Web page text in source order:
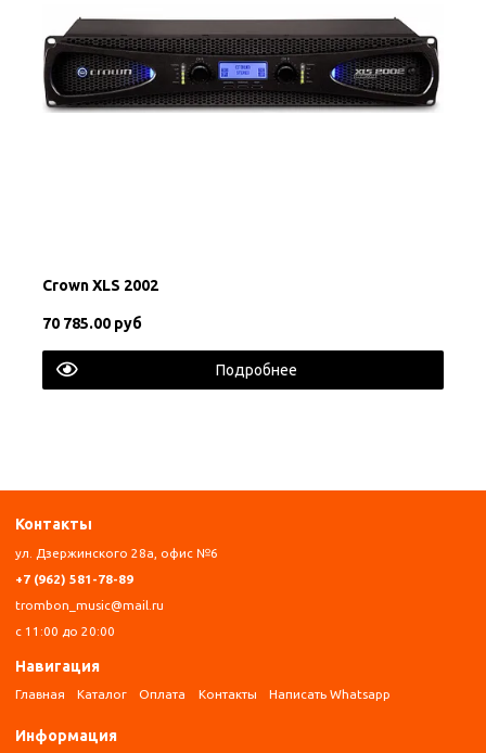
Crown XLS 2002
70 785.00 руб
Подробнее
Навигация
Главная Каталог Оплата Контакты Написать Whatsapp
Информация
Контакты
ул. Дзержинского 28а, офис №6
+7 (962) 581-78-89
trombon_music@mail.ru
с 11:00 до 20:00